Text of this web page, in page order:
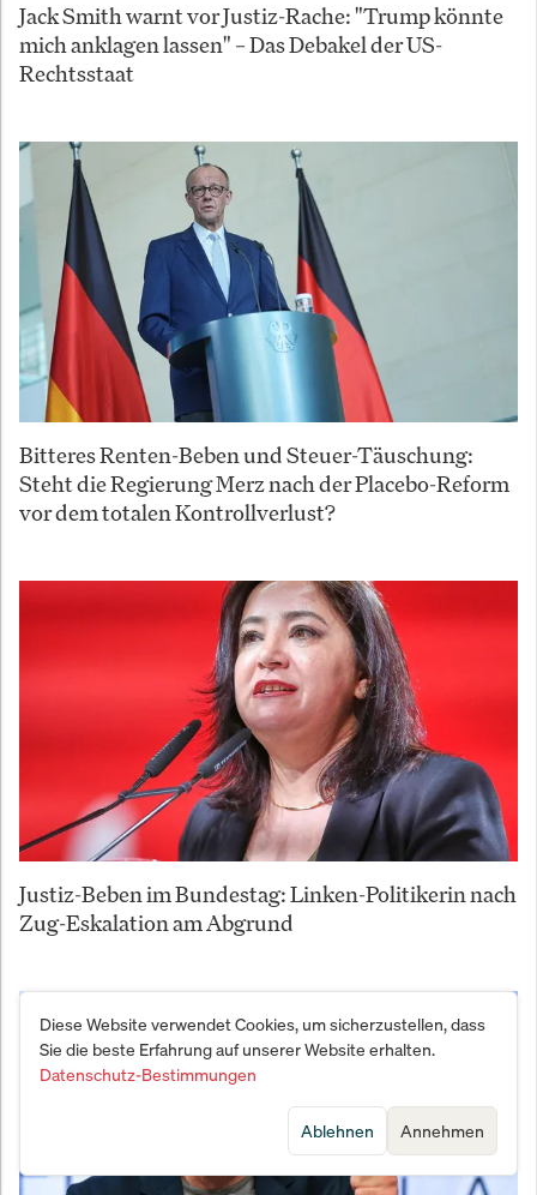
Jack Smith warnt vor Justiz-Rache: "Trump könnte
mich anklagen lassen" – Das Debakel der US-
Rechtsstaat
Bitteres Renten-Beben und Steuer-Täuschung:
Steht die Regierung Merz nach der Placebo-Reform
vor dem totalen Kontrollverlust?
Justiz-Beben im Bundestag: Linken-Politikerin nach
Zug-Eskalation am Abgrund
Diese Website verwendet Cookies, um sicherzustellen, dass
Sie die beste Erfahrung auf unserer Website erhalten.
Datenschutz-Bestimmungen
Annehmen
Ablehnen